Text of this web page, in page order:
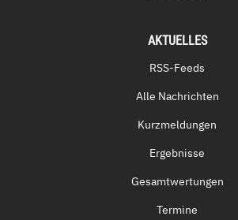
AKTUELLES
RSS-Feeds
Alle Nachrichten
Kurzmeldungen
Ergebnisse
Gesamtwertungen
Termine